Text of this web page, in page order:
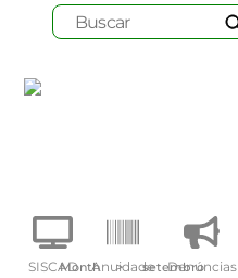
SISCAD Anuidade Denúncias
Month > setembro